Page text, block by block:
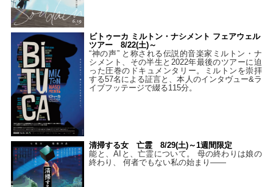
ビトゥーカ ミルトン・ナシメント フェアウェル
ツアー 8/22(土)～
“神の声” と称される伝説的音楽家ミルトン・ナ
シメント、その半生と2022年最後のツアーに迫
った圧巻のドキュメンタリー。ミルトンを崇拝
する57名による証言と、本人のインタヴュー&ラ
イブフッテージで綴る115分。
清掃する女 亡霊 8/29(土)～1週間限定
能と、AIと、亡霊について。 母の終わりは娘の
終わり、 何者でもない私の始まり――